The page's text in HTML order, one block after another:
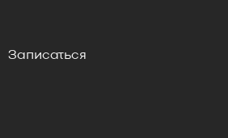
Записаться